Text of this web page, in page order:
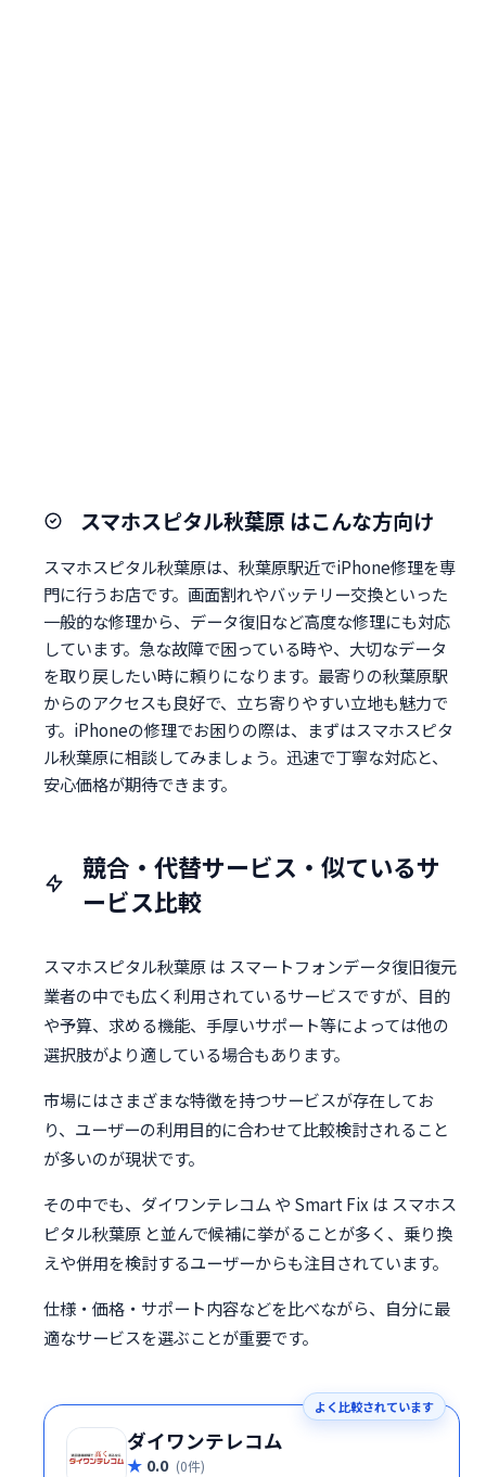
スマホスピタル秋葉原 はこんな方向け
スマホスピタル秋葉原は、秋葉原駅近でiPhone修理を専
門に行うお店です。画面割れやバッテリー交換といった
一般的な修理から、データ復旧など高度な修理にも対応
しています。急な故障で困っている時や、大切なデータ
を取り戻したい時に頼りになります。最寄りの秋葉原駅
からのアクセスも良好で、立ち寄りやすい立地も魅力で
す。iPhoneの修理でお困りの際は、まずはスマホスピタ
ル秋葉原に相談してみましょう。迅速で丁寧な対応と、
安心価格が期待できます。
競合・代替サービス・似ているサ
ービス比較
スマホスピタル秋葉原 は スマートフォンデータ復旧復元
業者の中でも広く利用されているサービスですが、目的
や予算、求める機能、手厚いサポート等によっては他の
選択肢がより適している場合もあります。
市場にはさまざまな特徴を持つサービスが存在してお
り、ユーザーの利用目的に合わせて比較検討されること
が多いのが現状です。
その中でも、ダイワンテレコム や Smart Fix は スマホス
ピタル秋葉原 と並んで候補に挙がることが多く、乗り換
えや併用を検討するユーザーからも注目されています。
仕様・価格・サポート内容などを比べながら、自分に最
適なサービスを選ぶことが重要です。
よく比較されています
ダイワンテレコム
0.0 (0件)